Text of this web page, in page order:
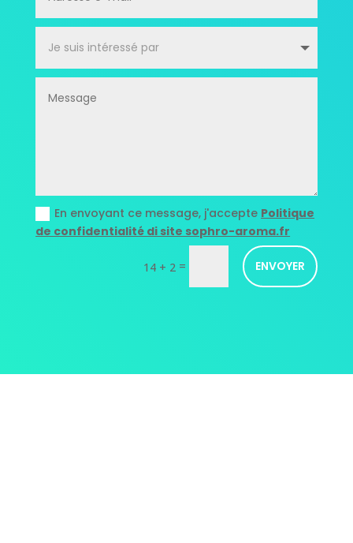
En envoyant ce message, j'accepte Politique
de confidentialité di site sophro-aroma.fr
14 + 2 = ENVOYER